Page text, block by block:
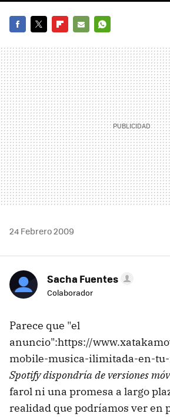
MAIL
24 Febrero 2009
Sacha Fuentes
Colaborador
Parece que "el
anuncio":https://
mobile-musica-ilimitada-en-
Spotify dispondría de versiones
farol ni una promesa a largo
realidad que podríamos ver en